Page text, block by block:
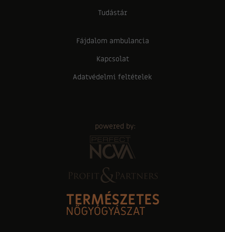
Tudástár
Fájdalom ambulancia
Kapcsolat
Adatvédelmi feltételek
powered by: